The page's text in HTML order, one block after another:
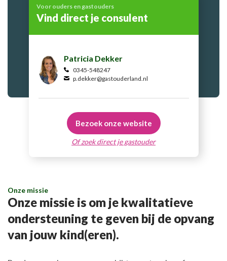
Voor ouders en gastouders
Vind direct je consulent
Patricia Dekker
0345-548247
p.dekker@gastouderland.nl
Bezoek onze website
Of zoek direct je gastouder
Onze missie
Onze missie is om je kwalitatieve
ondersteuning te geven bij de opvang
van jouw kind(eren).